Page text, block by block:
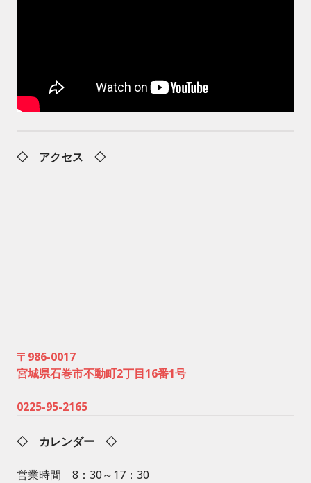
◇ アクセス ◇
〒986-0017
宮城県石巻市不動町2丁目16番1号
0225-95-2165
◇ カレンダー ◇
営業時間 8：30～17：30